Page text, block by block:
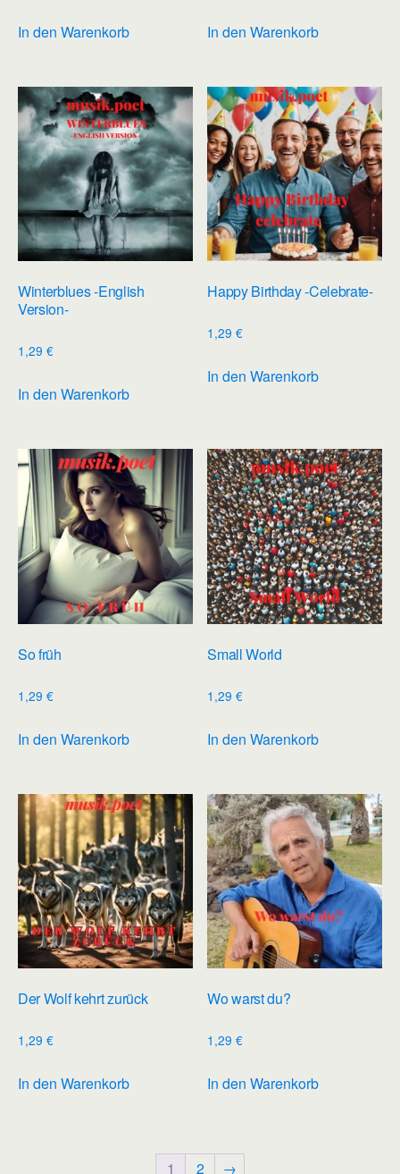
In den Warenkorb In den Warenkorb
Winterblues -English
Version-
1,29 €
In den Warenkorb
Happy Birthday -Celebrate-
1,29€
In den Warenkorb
So früh
1,29 €
In den Warenkorb
Small World
1,29€
In den Warenkorb
Der Wolf kehrt zurück
1,29 €
In den Warenkorb
Wo warst du?
1,29€
In den Warenkorb
1 2 →